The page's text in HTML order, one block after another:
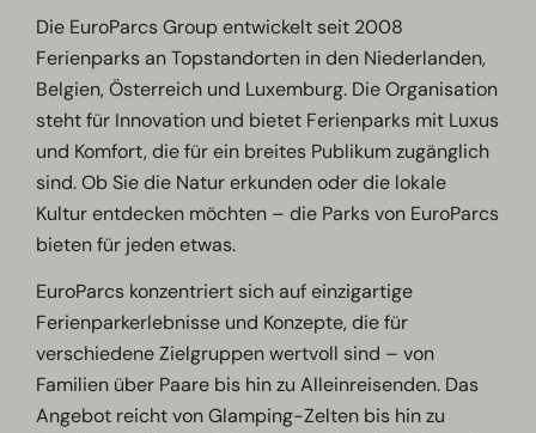
Die EuroParcs Group entwickelt seit 2008
Ferienparks an Topstandorten in den Niederlanden,
Belgien, Österreich und Luxemburg. Die Organisation
steht für Innovation und bietet Ferienparks mit Luxus
und Komfort, die für ein breites Publikum zugänglich
sind. Ob Sie die Natur erkunden oder die lokale
Kultur entdecken möchten – die Parks von EuroParcs
bieten für jeden etwas.
EuroParcs konzentriert sich auf einzigartige
Ferienparkerlebnisse und Konzepte, die für
verschiedene Zielgruppen wertvoll sind – von
Familien über Paare bis hin zu Alleinreisenden. Das
Angebot reicht von Glamping-Zelten bis hin zu